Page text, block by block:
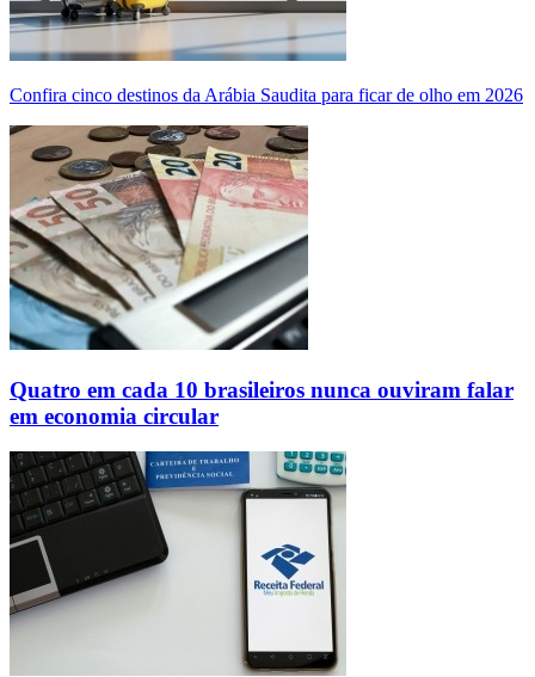
Confira cinco destinos da Arábia Saudita para ficar de olho em 2026
Quatro em cada 10 brasileiros nunca ouviram falar
em economia circular